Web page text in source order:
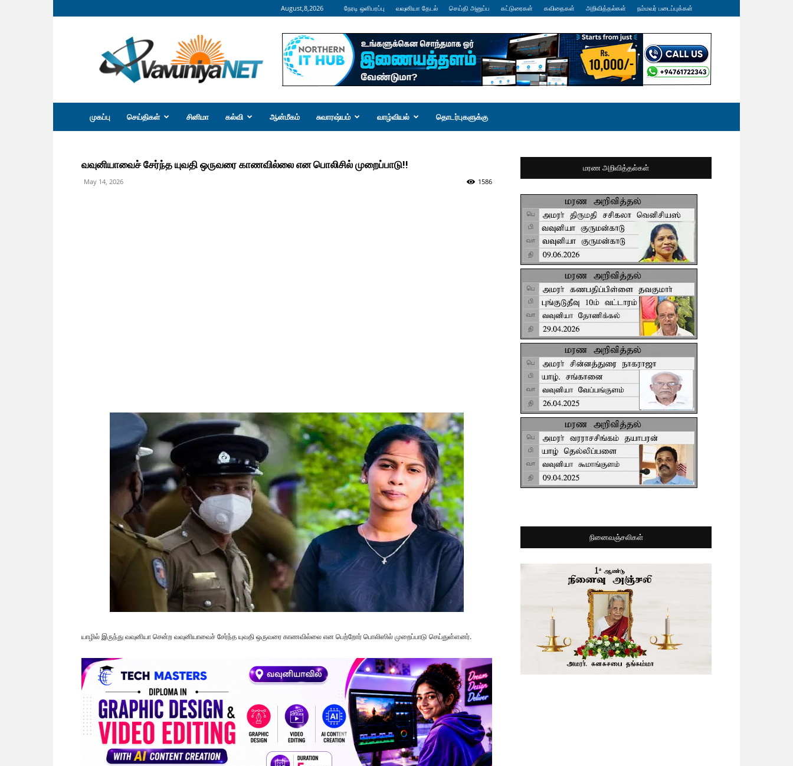
August,8,2026 நேரடி ஒளிபரப்பு வவுனியா தேடல் செய்தி அனுப்ப கட்டுரைகள் கவிதைகள் அறிவித்தல்கள் நம்மவர் படைப்புக்கள்
வவுனியா
நெற்
முகப்பு செய்திகள் சினிமா கல்வி ஆன்மீகம் சுவாரஷ்யம் வாழ்வியல் தொடர்புகளுக்கு
வவுனியாவைச் சேர்ந்த யுவதி ஒருவரை காணவில்லை என பொலிசில் முறைப்பாடு!!
May 14, 2026 1586
யாழில் இருந்து வவுனியா சென்ற வவுனியாவைச் சேர்ந்த யுவதி ஒருவரை காணவில்லை என பெற்றோர் பொலிஸில் முறைப்பாடு செய்துள்ளனர்.
மரண அறிவித்தல்கள்
நினைவஞ்சலிகள்